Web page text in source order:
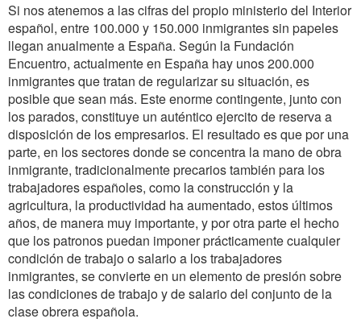
Si nos atenemos a las cifras del propio ministerio del Interior
español, entre 100.000 y 150.000 inmigrantes sin papeles
llegan anualmente a España. Según la Fundación
Encuentro, actualmente en España hay unos 200.000
inmigrantes que tratan de regularizar su situación, es
posible que sean más. Este enorme contingente, junto con
los parados, constituye un auténtico ejercito de reserva a
disposición de los empresarios. El resultado es que por una
parte, en los sectores donde se concentra la mano de obra
inmigrante, tradicionalmente precarios también para los
trabajadores españoles, como la construcción y la
agricultura, la productividad ha aumentado, estos últimos
años, de manera muy importante, y por otra parte el hecho
que los patronos puedan imponer prácticamente cualquier
condición de trabajo o salario a los trabajadores
inmigrantes, se convierte en un elemento de presión sobre
las condiciones de trabajo y de salario del conjunto de la
clase obrera española.